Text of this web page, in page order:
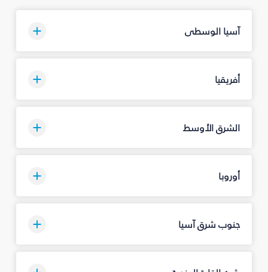
آسيا الوسطى
أفريقيا
الشرق الأوسط
أوروبا
جنوب شرق آسيا